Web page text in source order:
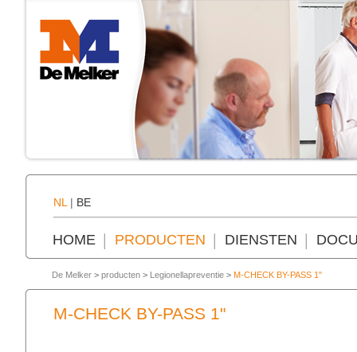
NL | BE
HOME PRODUCTEN DIENSTEN
De Melker > producten > Legionellapreventie > M-CHECK BY-PASS 1"
M-CHECK BY-PASS 1"